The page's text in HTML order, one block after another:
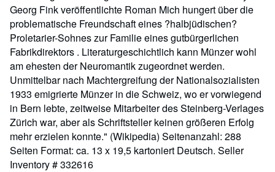
Georg Fink veröffentlichte Roman Mich hungert über die
problematische Freundschaft eines ?halbjüdischen?
Proletarier-Sohnes zur Familie eines gutbürgerlichen
Fabrikdirektors . Literaturgeschichtlich kann Münzer wohl
am ehesten der Neuromantik zugeordnet werden.
Unmittelbar nach Machtergreifung der Nationalsozialisten
1933 emigrierte Münzer in die Schweiz, wo er vorwiegend
in Bern lebte, zeitweise Mitarbeiter des Steinberg-Verlages
Zürich war, aber als Schriftsteller keinen größeren Erfolg
mehr erzielen konnte." (Wikipedia) Seitenanzahl: 288
Seiten Format: ca. 13 x 19,5 kartoniert Deutsch. Seller
Inventory # 332616